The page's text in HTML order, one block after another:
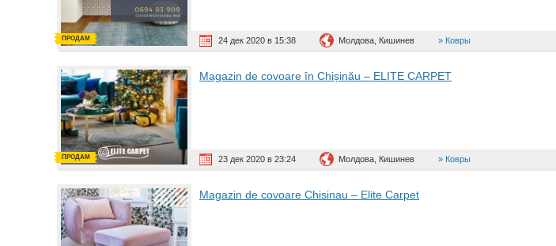
24 дек 2020 в 15:38 Молдова, Кишинев Ковры
ПРОДАМ
Magazin de covoare în Chișinău – ELITE CARPET
23 дек 2020 в 23:24 Молдова, Кишинев Ковры
ПРОДАМ
Magazin de covoare Chisinau – Elite Carpet